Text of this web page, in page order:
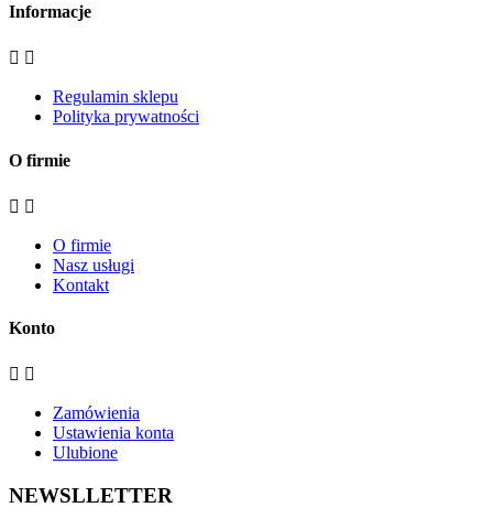
Informacje
 
Regulamin sklepu
Polityka prywatności
O firmie
 
O firmie
Nasz usługi
Kontakt
Konto
 
Zamówienia
Ustawienia konta
Ulubione
NEWSLLETTER